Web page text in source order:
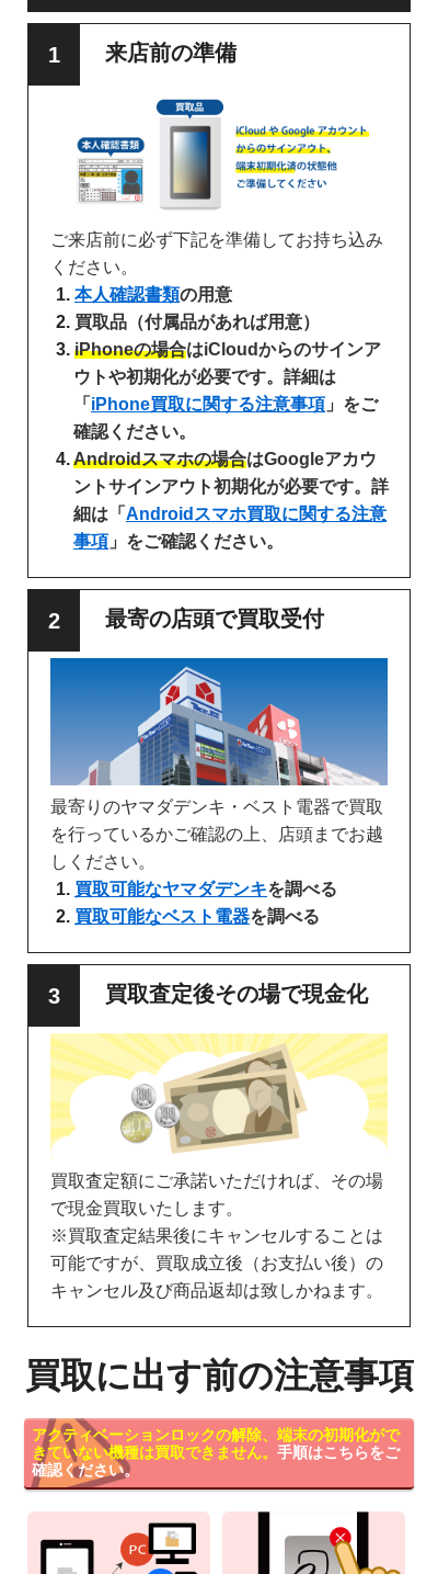
来店前の準備
ご来店前に必ず下記を準備してお持ち込み
ください。
本人確認書類の用意
買取品（付属品があれば用意）
iPhoneの場合はiCloudからのサインア
ウトや初期化が必要です。詳細は
「 iPhone買取に関する注意事項 」をご
確認ください。
Androidスマホの場合はGoogleアカウ
ントサインアウト初期化が必要です。詳
細は「 Androidスマホ買取に関する注意
事項 」をご確認ください。
最寄の店頭で買取受付
最寄りのヤマダデンキ・ベスト電器で買取
を行っているかご確認の上、店頭までお越
しください。
買取可能なヤマダデンキを調べる
買取可能なベスト電器を調べる
買取査定後その場で現金化
買取査定額にご承諾いただければ、その場
で現金買取いたします。
※買取査定結果後にキャンセルすることは
可能ですが、買取成立後（お支払い後）の
キャンセル及び商品返却は致しかねます。
買取に出す前の注意事項
アクティベーションロックの解除、端末の初期化がで
きていない機種は買取できません。 手順はこちらをご
確認ください。